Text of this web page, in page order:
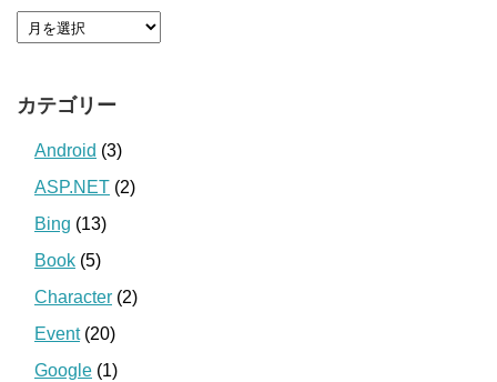
カテゴリー
Android (3)
ASP.NET (2)
Bing (13)
Book (5)
Character (2)
Event(20)
Google (1)